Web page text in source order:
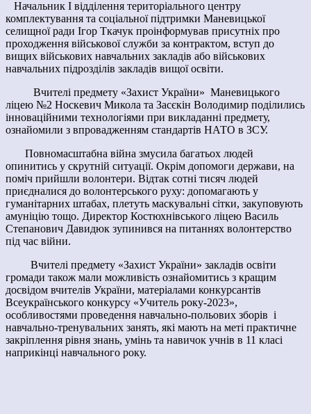
Начальник І відділення територіального центру
комплектування та соціальної підтримки Маневицької
селищної ради Ігор Ткачук проінформував присутніх про
проходження військової служби за контрактом, вступ до
вищих військових навчальних закладів або військових
навчальних підрозділів закладів вищої освіти.
Вчителі предмету «Захист України» Маневицького
ліцею №2 Носкевич Микола та Засєкін Володимир поділились
інноваційними технологіями при викладанні предмету,
ознайомили з впровадженням стандартів НАТО в ЗСУ.
Повномасштабна війна змусила багатьох людей
опинитись у скрутній ситуації. Окрім допомоги держави, на
поміч прийшли волонтери. Відтак сотні тисяч людей
приєдналися до волонтерського руху: допомагають у
гуманітарних штабах, плетуть маскувальні сітки, закуповують
амуніцію тощо. Директор Костюхнівського ліцею Василь
Степанович Давидюк зупинився на питаннях волонтерство
під час війни.
Вчителі предмету «Захист України» закладів освіти
громади також мали можливість ознайомитись з кращим
досвідом вчителів України, матеріалами конкурсантів
Всеукраїнського конкурсу «Учитель року-2023»,
особливостями проведення навчально-польових зборів і
навчально-тренувальних занять, які мають на меті практичне
закріплення рівня знань, умінь та навичок учнів в 11 класі
наприкінці навчального року.